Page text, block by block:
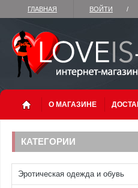
ГЛАВНАЯ ВОЙТИ /
О МАГАЗИНЕ
КАТЕГОРИИ
Эротическая одежда и обувь